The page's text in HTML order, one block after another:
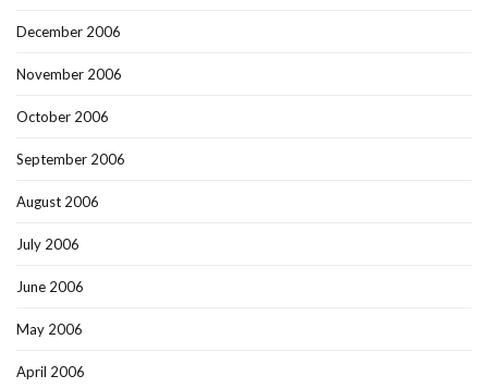
December 2006
November 2006
October 2006
September 2006
August 2006
July 2006
June 2006
May 2006
April 2006